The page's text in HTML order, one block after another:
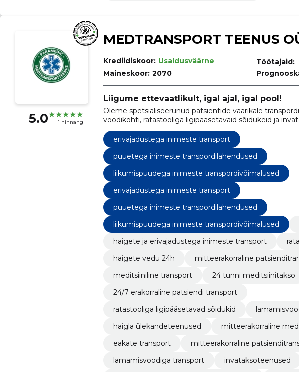
5.0 1 hinnang
MEDTRANSPORT TEENUS
Krediidiskoor: Usaldusväärne
Maineskoor: 2070
Töötajaid:
Liigume ettevaatlikult, igal ajal, igal pool!
Oleme spetsialiseerunud patsientide väärikale
voodikohti, ratastooliga ligipääsetavaid sõidukeid ja
erivajadustega inimeste transport
puuetega inimeste transpordilahendused
liikumispuudega inimeste transpordivõimalused
erivajadustega inimeste transport
puuetega inimeste transpordilahendused
liikumispuudega inimeste transpordivõimalused
haigete ja erivajadustega inimeste transport
haigete vedu 24h
mitteerakorraline
meditsiiniline transport
24 tunni meditsiinitakso
24/7 erakorraline patsiendi transport
ratastooliga ligipääsetavad sõidukid
haigla ülekandeteenused
mitteerakorraline
eakate transport
mitteerakorraline
lamamisvoodiga transport
invataksoteenused